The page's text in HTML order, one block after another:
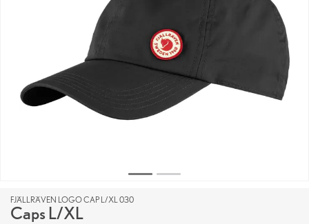
FJÄLLRÄVEN LOGO CAP L/XL 030
Caps L/XL